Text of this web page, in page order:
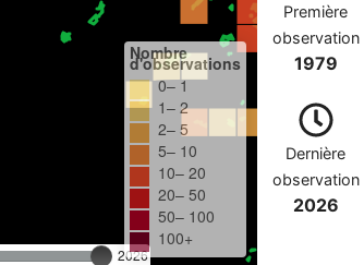
2026
Nombre
d'observations
0– 1
1– 2
2– 5
5– 10
10– 20
20– 50
50– 100
100+
Première
observation
1979
Dernière
observation
2026